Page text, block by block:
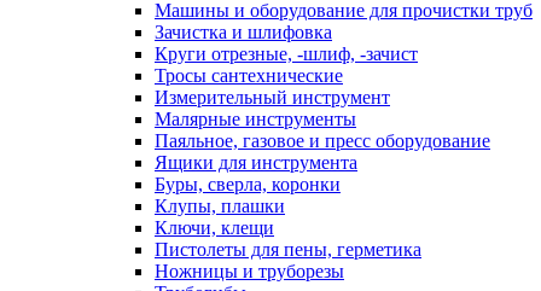
Машины и оборудование для прочистки труб
Зачистка и шлифовка
Круги отрезные, -шлиф, -зачист
Тросы сантехнические
Измерительный инструмент
Малярные инструменты
Паяльное, газовое и пресс оборудование
Ящики для инструмента
Буры, сверла, коронки
Клупы, плашки
Ключи, клещи
Пистолеты для пены, герметика
Ножницы и труборезы